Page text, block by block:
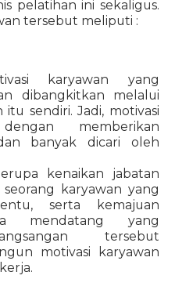
pelatihan ini sekaligus.
tersebut meliputi :
karyawan yang
dibangkitkan melalui
sendiri. Jadi, motivasi
memberikan
banyak dicari oleh
kenaikan jabatan
karyawan yang
serta kemajuan
mendatang yang
tersebut
motivasi karyawan